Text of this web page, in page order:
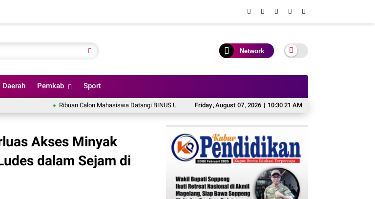
Network
Daerah Pemkab Sport
Friday,August 07,2026 | 10:30 22 AM
Ribuan Calon Mahasiswa Datangi BINUS University Wujudkan Langkah Awal Menuju Karier Global
Akses Minyak
dalam Sejam di